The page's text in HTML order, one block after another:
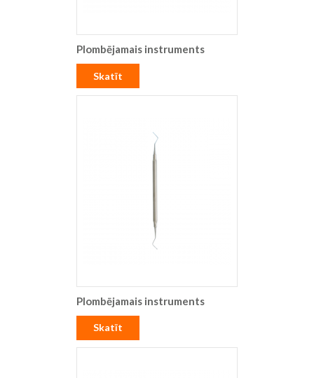
Plombējamais instruments
Skatīt
Plombējamais instruments
Skatīt